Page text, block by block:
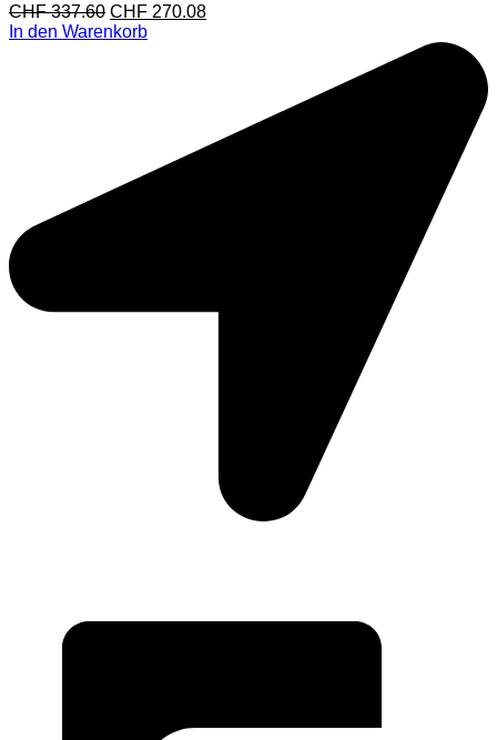
CHF337.60 CHF 270.08
In den Warenkorb